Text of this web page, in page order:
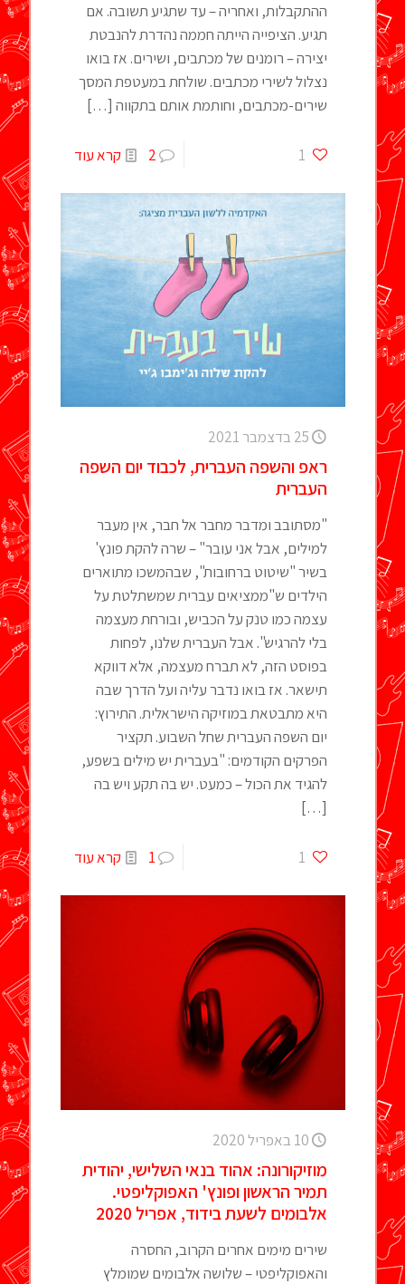
ההתקבלות, ואחריה – עד שתגיע תשובה. אם
תגיע. הציפייה הייתה חממה נהדרת להנבטת
יצירה – רומנים של מכתבים, ושירים. אז בואו
נצלול לשירי מכתבים. שולחת במעטפת המסך
שירים-מכתבים, וחותמת אותם בתקווה […]
1
2 קרא עוד
25 בדצמבר 2021
ראפ והשפה העברית, לכבוד יום השפה
העברית
"מסתובב ומדבר מחבר אל חבר, אין מעבר
למילים, אבל אני עובר" – שרה להקת פונץ'
בשיר "שיטוט ברחובות", שבהמשכו מתוארים
הילדים ש"ממציאים עברית שמשתלטת על
עצמה כמו טנק על הכביש, ובורחת מעצמה
בלי להרגיש". אבל העברית שלנו, לפחות
בפוסט הזה, לא תברח מעצמה, אלא דווקא
תישאר. אז בואו נדבר עליה ועל הדרך שבה
היא מתבטאת במוזיקה הישראלית. התירוץ:
יום השפה העברית שחל השבוע. תקציר
הפרקים הקודמים: "בעברית יש מילים בשפע,
להגיד את הכול – כמעט. יש בה תקע ויש בה
[…]
1
1 קרא עוד
10 באפריל 2020
מוזיקורונה: אהוד בנאי השלישי, יהודית
תמיר הראשון ופונץ' האפוקליפטי.
אלבומים לשעת בידוד, אפריל 2020
שירים מימים אחרים הקרוב, החסרה
והאפוקליפטי – שלושה אלבומים שמומלץ